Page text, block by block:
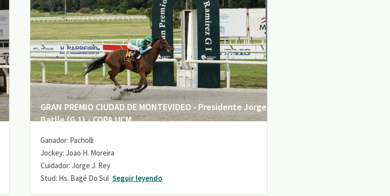
GRAN PREMIO CIUDAD DE MONTEVIDEO - Presidente Jorge
Batlle (G 1) - COPA UCM
Ganador: Pacholli
Jockey: Joao H. Moreira
Cuidador: Jorge J. Rey
Stud: Hs. Bagé Do Sul Seguir leyendo